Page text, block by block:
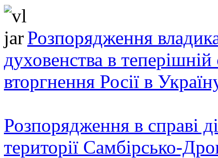
Розпорядження
духовенства в теперішній
вторгнення Росії в
Розпорядження в справі
території Самбірсько-